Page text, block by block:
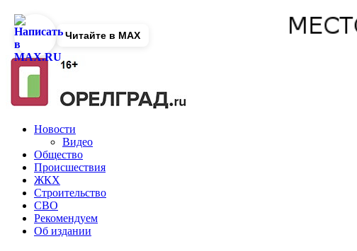
Новости
Видео
Общество
Происшествия
ЖКХ
Строительство
СВО
Рекомендуем
Об издании
Читайте в MAX